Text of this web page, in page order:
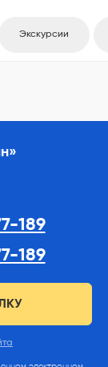
Экскурсии
189
189